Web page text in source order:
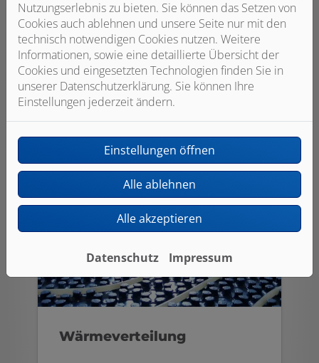
Verbinden Sie wohlige Wärme mit dem
Schutz unseres Klimas. Durch
Wärmepumpen, Solarthermie oder das
Heizen mit dem nachwachsenden
Rohstoff Holz.
Weiterlesen
Wärmeverteilung
Nutzungserlebnis zu bieten. Sie können das Setzen von
Cookies auch ablehnen und unsere Seite nur mit den
technisch notwendigen Cookies nutzen. Weitere
Informationen, sowie eine detaillierte Übersicht der
Cookies und eingesetzten Technologien finden Sie in
unserer Datenschutzerklärung. Sie können Ihre
Einstellungen jederzeit ändern.
Einstellungen öffnen
Alle ablehnen
Alle akzeptieren
Datenschutz Impressum